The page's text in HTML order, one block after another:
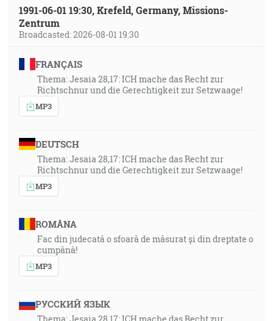
1991-06-01 19:30, Krefeld, Germany, Missions-
Zentrum
Broadcasted: 2026-08-01 19:30
FRANÇAIS
Thema: Jesaia 28,17: ICH mache das Recht zur
Richtschnur und die Gerechtigkeit zur Setzwaage!
MP3
DEUTSCH
Thema: Jesaia 28,17: ICH mache das Recht zur
Richtschnur und die Gerechtigkeit zur Setzwaage!
MP3
ROMÂNA
Fac din judecată o sfoară de măsurat și din dreptate o
cumpănă!
MP3
РУССКИЙ ЯЗЫК